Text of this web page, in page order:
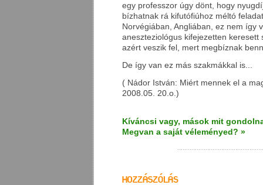
egy professzor úgy dönt, hogy
bízhatnak rá kifutófiúhoz méltó
Norvégiában, Angliában, ez nem így
aneszteziológus kifejezetten keresett
azért veszik fel, mert megbíznak
De így van ez más szakmákkal is...
( Nádor István: Miért mennek el a
2008.05. 20.o.)
Kíváncsi vagy, mások mit
Megvan a saját véleményed? »